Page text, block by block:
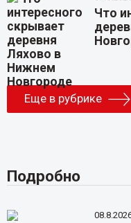
Что
Еще в рубрике
Подробно